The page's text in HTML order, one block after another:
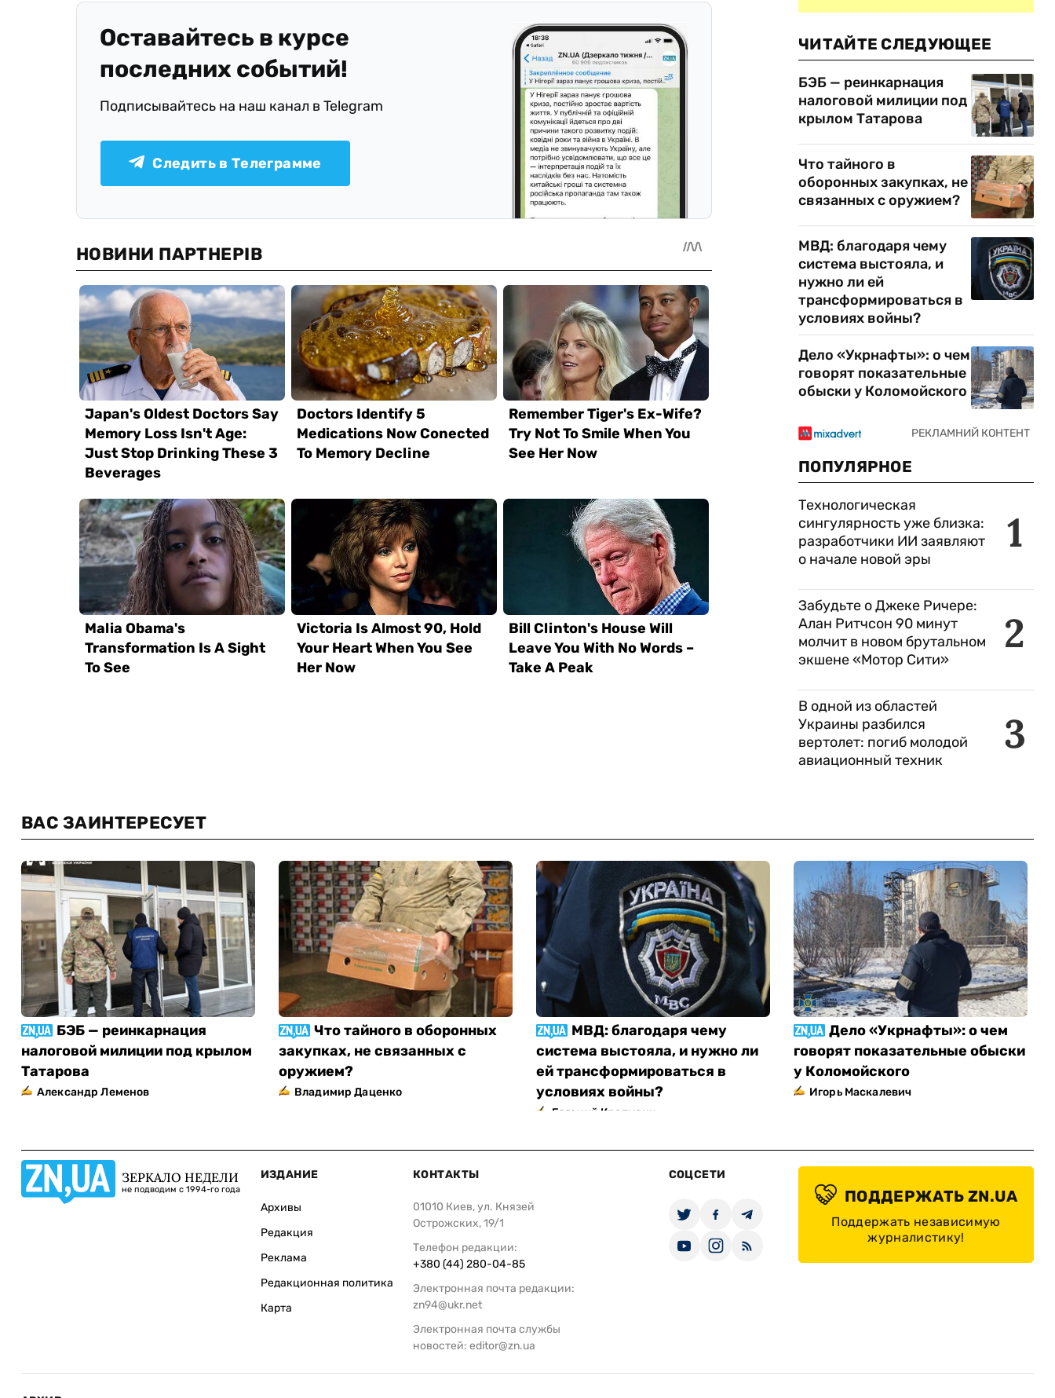
Оставайтесь в курсе
последних событий!
Подписывайтесь на наш канал в Telegram
Следить в Телеграмме
ЧИТАЙТЕ СЛЕДУЮЩЕЕ
БЭБ — реинкарнация
налоговой милиции под
крылом Татарова
Что тайного в
оборонных закупках, не
связанных с оружием?
МВД: благодаря чему
система выстояла, и
нужно ли ей
трансформироваться в
условиях войны?
Дело «Укрнафты»: о чем
говорят показательные
обыски у Коломойского
ПОПУЛЯРНОЕ
1
Технологическая
сингулярность уже близка:
разработчики ИИ заявляют
о начале новой эры
2
Забудьте о Джеке Ричере:
Алан Ритчсон 90 минут
молчит в новом брутальном
экшене «Мотор Сити»
3
В одной из областей
Украины разбился
вертолет: погиб молодой
авиационный техник
ВАС ЗАИНТЕРЕСУЕТ
БЭБ — реинкарнация
налоговой милиции под крылом
Татарова
Александр Леменов
Что тайного в оборонных
закупках, не связанных с
оружием?
Владимир Даценко
МВД: благодаря чему
система выстояла, и нужно ли
ей трансформироваться в
условиях войны?
Евгений Крапивин
Дело «Укрнафты»: о чем
говорят показательные обыски
у Коломойского
Игорь Маскалевич
ЗЕРКАЛО НЕДЕЛИ
не подводим с 1994-го года
ИЗДАНИЕ
Архивы
Редакция
Реклама
Редакционная политика
Карта
КОНТАКТЫ
01010 Киев, ул. Князей
Острожских, 19/1
Телефон редакции:
+380 (44) 280-04-85
Электронная почта редакции:
zn94@ukr.net
Электронная почта службы
новостей: editor@zn.ua
СОЦСЕТИ
ПОДДЕРЖАТЬ ZN.UA
Поддержать независимую
журналистику!